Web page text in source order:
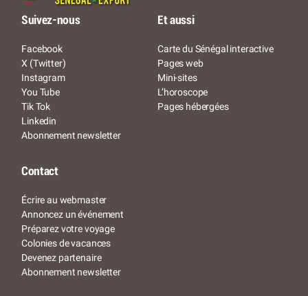
Suivez-nous
Facebook
X (Twitter)
Instagram
You Tube
Tik Tok
Linkedin
Abonnement newsletter
Et aussi
Carte du Sénégal interactive
Pages web
Mini-sites
L’horoscope
Pages hébergées
Contact
Écrire au webmaster
Annoncez un événement
Préparez votre voyage
Colonies de vacances
Devenez partenaire
Abonnement newsletter